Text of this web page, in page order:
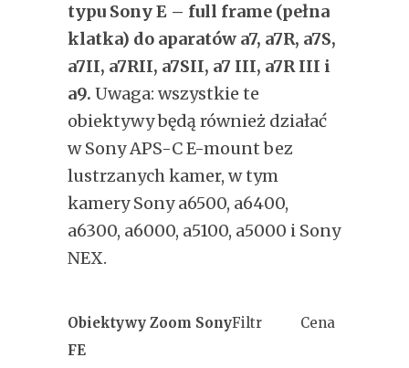
typu Sony E – full frame (pełna
klatka) do aparatów a7, a7R, a7S,
a7II, a7RII, a7SII, a7 III, a7R III i
a9. Uwaga: wszystkie te
obiektywy będą również działać
w Sony APS-C E-mount bez
lustrzanych kamer, w tym
kamery Sony a6500, a6400,
a6300, a6000, a5100, a5000 i Sony
NEX.
Obiektywy Zoom Sony
FE
Filtr Cena